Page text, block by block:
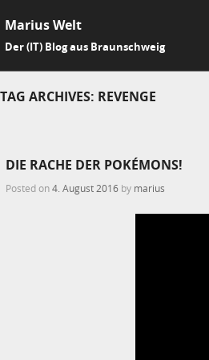
Marius Welt
Der (IT) Blog aus Braunschweig
TAG ARCHIVES: REVENGE
DIE RACHE DER POKÉMONS!
Posted on4. August 2016 by marius